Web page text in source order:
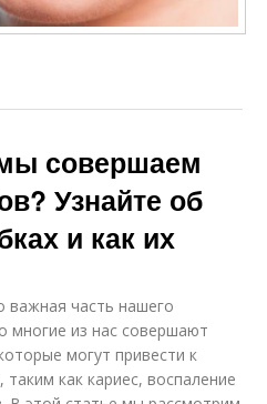
совершаем
Узнайте об
и как их
важная часть нашего
многие из нас совершают
могут привести к
как кариес, воспаление